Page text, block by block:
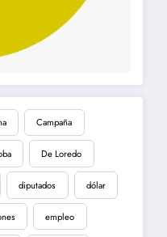
Campaña
De Loredo
diputados dólar
empleo